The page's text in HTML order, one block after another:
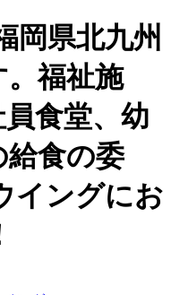
岡県北九州
福祉施
食堂、幼
給食の委
イングにお